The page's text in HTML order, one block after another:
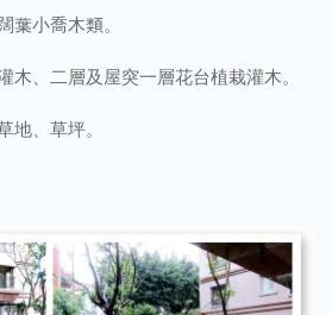
葉小喬木類。
木、二層及屋突一層花台植栽灌木。
地、草坪。